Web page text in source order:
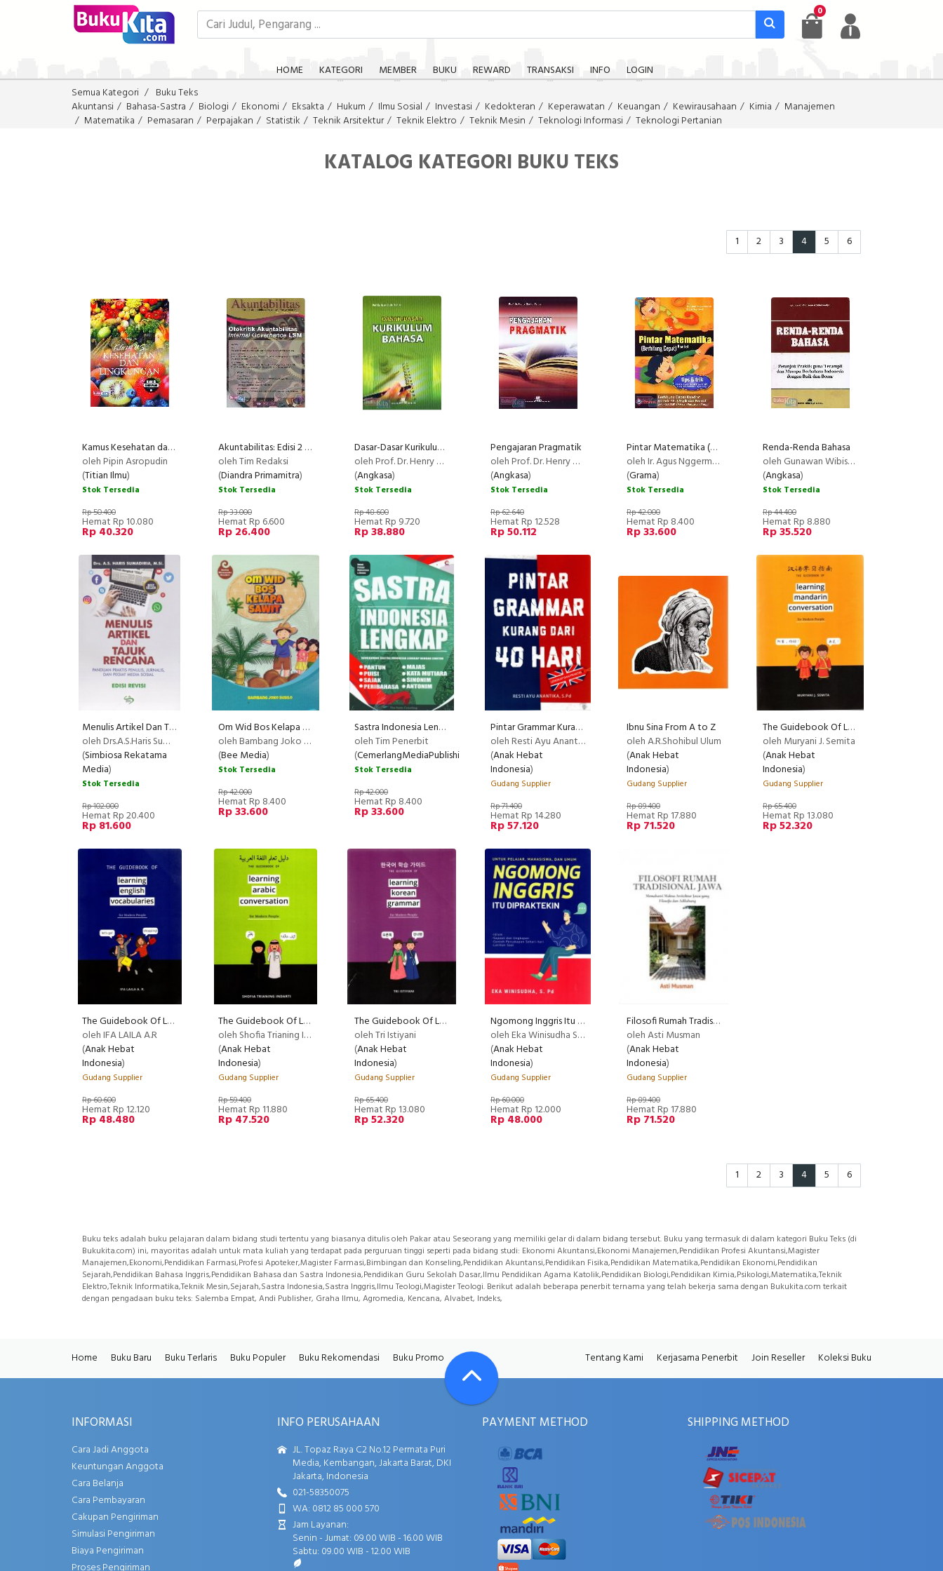
0
HOME KATEGORI MEMBER BUKU REWARD TRANSAKSI INFO
LOGIN
Semua Kategori
Buku Teks
Akuntansi
Bahasa-Sastra Biologi Ekonomi Eksakta Hukum Ilmu Sosial Investasi Kedokteran Keperawatan Keuangan Kewirausahaan Kimia
Manajemen
Matematika
Pemasaran Perpajakan Statistik Teknik Arsitektur Teknik Elektro Teknik Mesin Teknologi Informasi Teknologi Pertanian
KATALOG KATEGORI BUKU TEKS
1 2 3 4 5 6
Kamus Kesehatan dan Lingkungan (Kamus Bergambar)
oleh Pipin Asropudin
(Titian Ilmu)
Stok Tersedia
Rp 50.400
Hemat Rp 10.080
Rp 40.320
Akuntabilitas: Edisi 2 Februari - Juni 2014 Otokritik Akuntabilitas
oleh Tim Redaksi
(Diandra Primamitra)
Stok Tersedia
Rp 33.000
Hemat Rp 6.600
Rp 26.400
Dasar-Dasar Kurikulum Bahasa (Edisi Revisi)
oleh Prof. Dr. Henry Guntur Tarigan
(Angkasa)
Stok Tersedia
Rp 48.600
Hemat Rp 9.720
Rp 38.880
Pengajaran Pragmatik
oleh Prof. Dr. Henry Guntur Tarigan
(Angkasa)
Stok Tersedia
Rp 62.640
Hemat Rp 12.528
Rp 50.112
Pintar Matematika (Berhitung Cepat) Kuadrat
oleh Ir. Agus Nggermanto & Dodi Supriadi
(Grama)
Stok Tersedia
Rp 42.000
Hemat Rp 8.400
Rp 33.600
Renda-Renda Bahasa
oleh Gunawan Wibisono Adidarmodjo
(Angkasa)
Stok Tersedia
Rp 44.400
Hemat Rp 8.880
Rp 35.520
Menulis Artikel Dan Tajuk Rencana Ed.Revisi
oleh Drs.A.S.Haris Sumadiria,M.Si
(Simbiosa Rekatama
Media)
Stok Tersedia
Rp 102.000
Hemat Rp 20.400
Rp 81.600
Om Wid Bos Kelapa Sawit
oleh Bambang Joko Susilo
(Bee Media)
Stok Tersedia
Rp 42.000
Hemat Rp 8.400
Rp 33.600
Sastra Indonesia Lengkap
oleh Tim Penerbit
(CemerlangMediaPublishing
Stok Tersedia
Rp 42.000
Hemat Rp 8.400
Rp 33.600
Pintar Grammar Kurang Dari 40 Hari
oleh Resti Ayu Anantika S.Pd
(Anak Hebat
Indonesia)
Gudang Supplier
Rp 71.400
Hemat Rp 14.280
Rp 57.120
Ibnu Sina From A to Z
oleh A.R.Shohibul Ulum
(Anak Hebat
Indonesia)
Gudang Supplier
Rp 89.400
Hemat Rp 17.880
Rp 71.520
The Guidebook Of Learning Mandarin Conversation
oleh Muryani J. Semita
(Anak Hebat
Indonesia)
Gudang Supplier
Rp 65.400
Hemat Rp 13.080
Rp 52.320
The Guidebook Of Learning English Vocabularies RECOMMENDED
oleh IFA LAILA A.R
(Anak Hebat
Indonesia)
Gudang Supplier
Rp 60.600
Hemat Rp 12.120
Rp 48.480
The Guidebook Of Learning Arabic Conversation RECOMMENDED
oleh Shofia Trianing Indarti
(Anak Hebat
Indonesia)
Gudang Supplier
Rp 59.400
Hemat Rp 11.880
Rp 47.520
The Guidebook Of Learning Korean Grammar
oleh Tri Istiyani
(Anak Hebat
Indonesia)
Gudang Supplier
Rp 65.400
Hemat Rp 13.080
Rp 52.320
Ngomong Inggris Itu Dipraktekin
oleh Eka Winisudha S.Pd
(Anak Hebat
Indonesia)
Gudang Supplier
Rp 60.000
Hemat Rp 12.000
Rp 48.000
Filosofi Rumah Tradisional Jawa ( Memahami makna arsiktektur jawa )
oleh Asti Musman
(Anak Hebat
Indonesia)
Gudang Supplier
Rp 89.400
Hemat Rp 17.880
Rp 71.520
1 2 3 4 5 6
Buku teks adalah buku pelajaran dalam bidang studi tertentu yang biasanya ditulis oleh Pakar atau Seseorang yang memiliki gelar di dalam bidang tersebut. Buku yang termasuk di dalam kategori Buku Teks (di
Bukukita.com) ini, mayoritas adalah untuk mata kuliah yang terdapat pada perguruan tinggi seperti pada bidang studi: Ekonomi Akuntansi,Ekonomi Manajemen,Pendidikan Profesi Akuntansi,Magister
Manajemen,Ekonomi,Pendidikan Farmasi,Profesi Apoteker,Magister Farmasi,Bimbingan dan Konseling,Pendidikan Akuntansi,Pendidikan Fisika,Pendidikan Matematika,Pendidikan Ekonomi,Pendidikan
Sejarah,Pendidikan Bahasa Inggris,Pendidikan Bahasa dan Sastra Indonesia,Pendidikan Guru Sekolah Dasar,Ilmu Pendidikan Agama Katolik,Pendidikan Biologi,Pendidikan Kimia,Psikologi,Matematika,Teknik
Elektro,Teknik Informatika,Teknik Mesin,Sejarah,Sastra Indonesia,Sastra Inggris,Ilmu Teologi,Magister Teologi. Berikut adalah beberapa penerbit ternama yang telah bekerja sama dengan Bukukita.com terkait
dengan pengadaan buku teks: Salemba Empat, Andi Publisher, Graha Ilmu, Agromedia, Kencana, Alvabet, Indeks,
Home Buku Baru Buku Terlaris Buku Populer Buku Rekomendasi Buku Promo Tentang Kami Kerjasama Penerbit Join Reseller Koleksi Buku
INFORMASI
Cara Jadi Anggota
Keuntungan Anggota
Cara Belanja
Cara Pembayaran
Cakupan Pengiriman
Simulasi Pengiriman
Biaya Pengiriman
INFO PERUSAHAAN
JL. Topaz Raya C2 No.12 Permata Puri
Media, Kembangan, Jakarta Barat, DKI
Jakarta, Indonesia
021-58350075
WA: 0812 85 000 570
Jam Layanan:
Senin - Jumat: 09.00 WIB - 16.00 WIB
Sabtu: 09.00 WIB - 12.00 WIB
PAYMENT METHOD SHIPPING METHOD